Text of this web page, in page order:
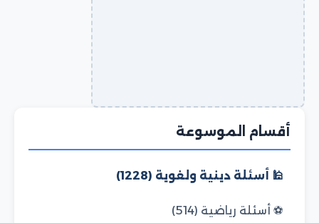
أقسام الموسوعة
🕌 أسئلة دينية ولغوية (1228)
⚽ أسئلة رياضية (514)